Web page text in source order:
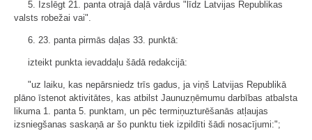
5. Izslēgt 21. panta otrajā daļā vārdus "līdz Latvijas Republikas
valsts robežai vai".
6. 23. panta pirmās daļas 33. punktā:
izteikt punkta ievaddaļu šādā redakcijā:
"uz laiku, kas nepārsniedz trīs gadus, ja viņš Latvijas Republikā
plāno īstenot aktivitātes, kas atbilst Jaunuzņēmumu darbības atbalsta
likuma 1. panta 5. punktam, un pēc termiņuzturēšanās atļaujas
izsniegšanas saskaņā ar šo punktu tiek izpildīti šādi nosacījumi:";